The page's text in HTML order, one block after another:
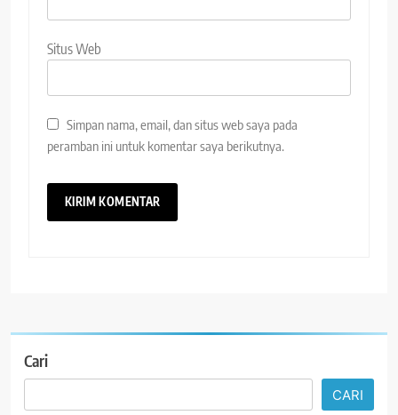
Situs Web
Simpan nama, email, dan situs web saya pada
peramban ini untuk komentar saya berikutnya.
Cari
CARI